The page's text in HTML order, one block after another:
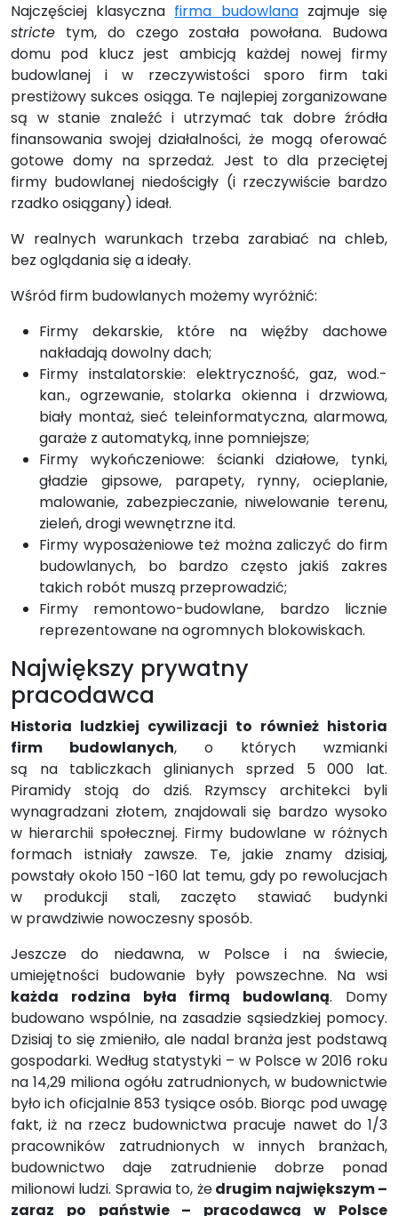
Najczęściej klasyczna firma budowlanazajmuje się
stricte tym, do czego została powołana. Budowa
domu pod klucz jest ambicją każdej nowej firmy
budowlanej i w rzeczywistości sporo firm taki
prestiżowy sukces osiąga. Te najlepiej zorganizowane
są w stanie znaleźć i utrzymać tak dobre źródła
finansowania swojej działalności, że mogą oferować
gotowe domy na sprzedaż. Jest to dla przeciętej
firmy budowlanej niedościgły (i rzeczywiście bardzo
rzadko osiągany) ideał.
W realnych warunkach trzeba zarabiać na chleb,
bez oglądania się a ideały.
Wśród firm budowlanych możemy wyróżnić:
Firmy dekarskie, które na więźby dachowe
nakładają dowolny dach;
Firmy instalatorskie: elektryczność, gaz, wod.-
kan., ogrzewanie, stolarka okienna i drzwiowa,
biały montaż, sieć teleinformatyczna, alarmowa,
garaże z automatyką, inne pomniejsze;
Firmy wykończeniowe: ścianki działowe, tynki,
gładzie gipsowe, parapety, rynny, ocieplanie,
malowanie, zabezpieczanie, niwelowanie terenu,
zieleń, drogi wewnętrzne itd.
Firmy wyposażeniowe też można zaliczyć do firm
budowlanych, bo bardzo często jakiś zakres
takich robót muszą przeprowadzić;
Firmy remontowo-budowlane, bardzo licznie
reprezentowane na ogromnych blokowiskach.
Największy prywatny
pracodawca
Historia ludzkiej cywilizacji to również historia
firm budowlanych, o których wzmianki
są na tabliczkach glinianych sprzed 5 000 lat.
Piramidy stoją do dziś. Rzymscy architekci byli
wynagradzani złotem, znajdowali się bardzo wysoko
w hierarchii społecznej. Firmy budowlane w różnych
formach istniały zawsze. Te, jakie znamy dzisiaj,
powstały około 150 -160 lat temu, gdy po rewolucjach
w produkcji stali, zaczęto stawiać budynki
w prawdziwie nowoczesny sposób.
Jeszcze do niedawna, w Polsce i na świecie,
umiejętności budowanie były powszechne. Na wsi
każda rodzina była firmą budowlaną. Domy
budowano wspólnie, na zasadzie sąsiedzkiej pomocy.
Dzisiaj to się zmieniło, ale nadal branża jest podstawą
gospodarki. Według statystyki – w Polsce w 2016 roku
na 14,29 miliona ogółu zatrudnionych, w budownictwie
było ich oficjalnie 853 tysiące osób. Biorąc pod uwagę
fakt, iż na rzecz budownictwa pracuje nawet do 1/3
pracowników zatrudnionych w innych branżach,
budownictwo daje zatrudnienie dobrze ponad
milionowi ludzi. Sprawia to, żedrugim największym –
zaraz po państwie – pracodawcą w Polsce